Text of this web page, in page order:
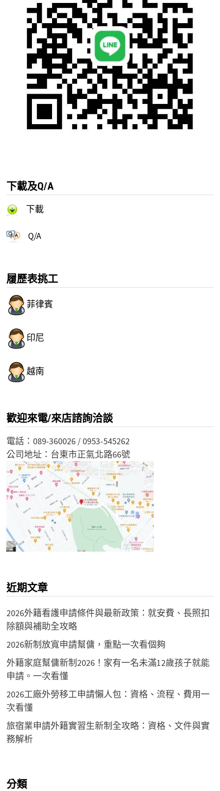
下載及Q/A
下載
Q/A
履歷表挑工
菲律賓
印尼
越南
歡迎來電/來店諮詢洽談
電話：089-360026 / 0953-545262
公司地址：台東市正氣北路66號
近期文章
2026外籍看護申請條件與最新政策：就安費、長照扣
除額與補助全攻略
2026新制放寬申請幫傭，重點一次看個夠
外籍家庭幫傭新制2026！家有一名未滿12歲孩子就能
申請。一次看懂
2026工廠外勞移工申請懶人包：資格、流程、費用一
次看懂
旅宿業申請外籍實習生新制全攻略：資格、文件與實
務解析
分類